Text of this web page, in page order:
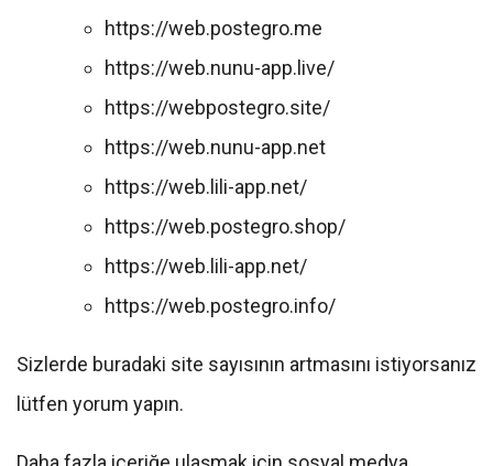
https://web.postegro.me
https://web.nunu-app.live/
https://webpostegro.site/
https://web.nunu-app.net
https://web.lili-app.net/
https://web.postegro.shop/
https://web.lili-app.net/
https://web.postegro.info/
Sizlerde buradaki site sayısının artmasını istiyorsanız
lütfen yorum yapın.